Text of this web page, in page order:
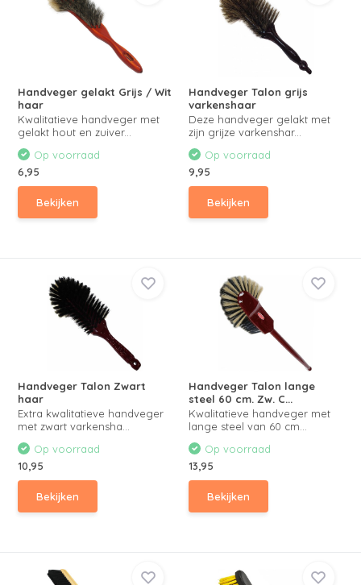
Handveger gelakt Grijs / Wit
haar
Kwalitatieve handveger met
gelakt hout en zuiver...
Op voorraad
6,95
Bekijken
Handveger Talon grijs
varkenshaar
Deze handveger gelakt met
zijn grijze varkenshar...
Op voorraad
9,95
Bekijken
Handveger Talon Zwart
haar
Extra kwalitatieve handveger
met zwart varkensha...
Op voorraad
10,95
Bekijken
Handveger Talon lange
steel 60 cm. Zw. C...
Kwalitatieve handveger met
lange steel van 60 cm...
Op voorraad
13,95
Bekijken